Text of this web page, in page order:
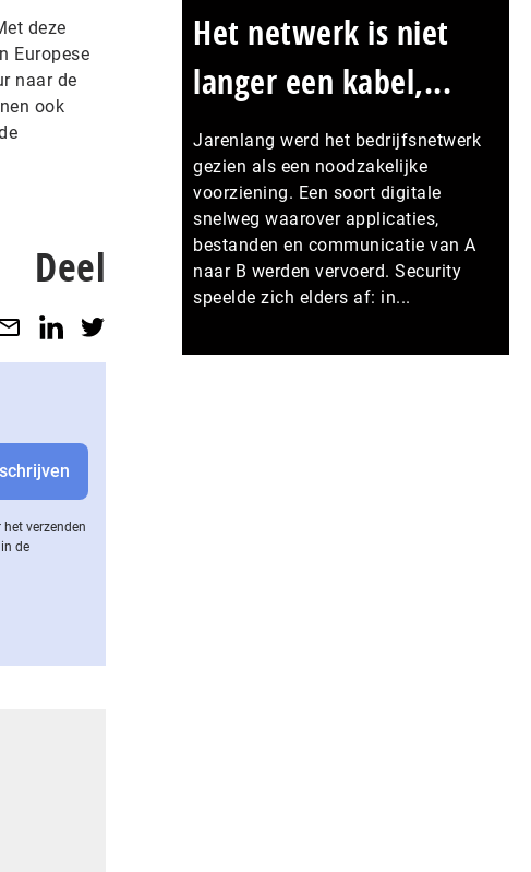
deze
Europese
naar de
ook
Deel
verzenden
de
Het netwerk is niet
langer een kabel,...
Jarenlang werd het bedrijfsnetwerk
gezien als een noodzakelijke
voorziening. Een soort digitale
snelweg waarover applicaties,
bestanden en communicatie van A
naar B werden vervoerd. Security
speelde zich elders af: in...